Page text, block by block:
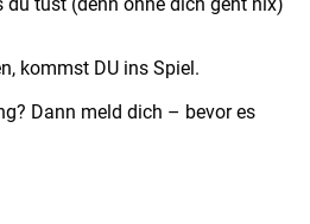
kommst DU ins Spiel.
Dann meld dich – bevor es